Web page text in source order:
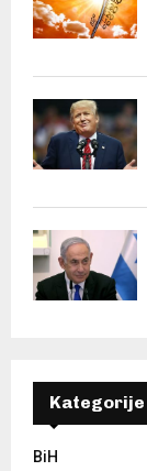
Kategorije
BiH